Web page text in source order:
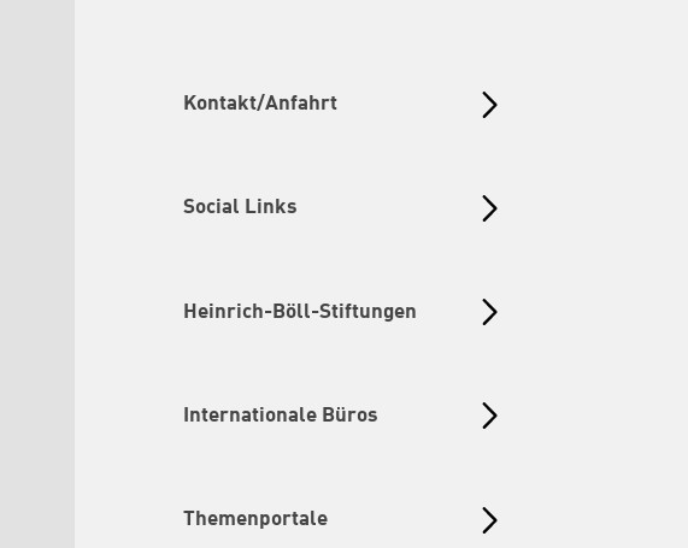
Kontakt/Anfahrt
Social Links
Heinrich-Böll-Stiftungen
Internationale Büros
Themenportale